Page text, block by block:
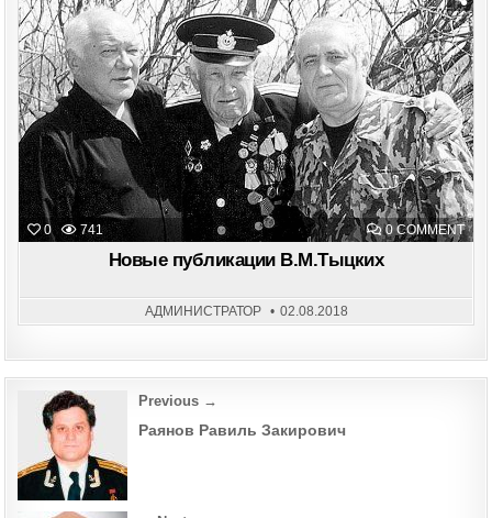
0 741 0 COMMENTON
Posted
in
Новые публикации В.М.Тыцких
АДМИНИСТРАТОР 02.08.2018
Post
navigation
Previous →
Раянов Равиль Закирович